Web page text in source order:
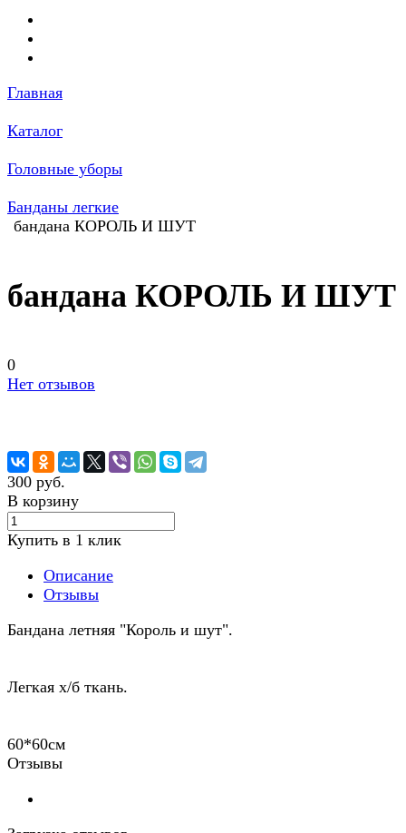
Главная
Каталог
Головные уборы
Банданы легкие
бандана КОРОЛЬ И ШУТ
бандана КОРОЛЬ И ШУТ
0
Нет отзывов
300 руб.
В корзину
Купить в 1 клик
Описание
Отзывы
Бандана летняя "Король и шут".
Легкая х/б ткань.
60*60см
Отзывы